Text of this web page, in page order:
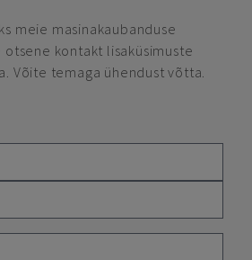
meie masinakaubanduse
kontakt lisaküsimuste
Võite temaga ühendust võtta.